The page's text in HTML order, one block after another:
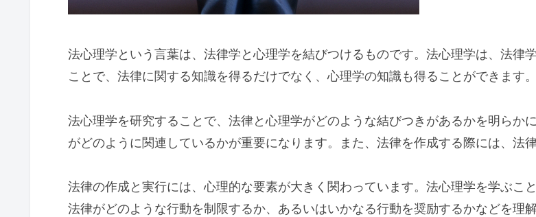
法心理学という言葉は、法律学と心理学を結びつけるものです。法心理学は、法律
ことで、法律に関する知識を得るだけでなく、心理学の知識も得ることができます。
法心理学を研究することで、法律と心理学がどのような結びつきがあるかを明らか
がどのように関連しているかが重要になります。また、法律を作成する際には、法
法律の作成と実行には、心理的な要素が大きく関わっています。法心理学を学ぶこ
法律がどのような行動を制限するか、あるいはいかなる行動を奨励するかなどを理